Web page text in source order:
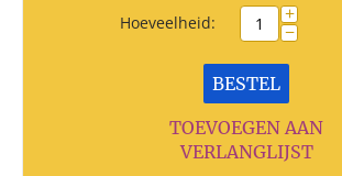
Hoeveelheid: +
−
BESTEL
TOEVOEGEN AAN
VERLANGLIJST